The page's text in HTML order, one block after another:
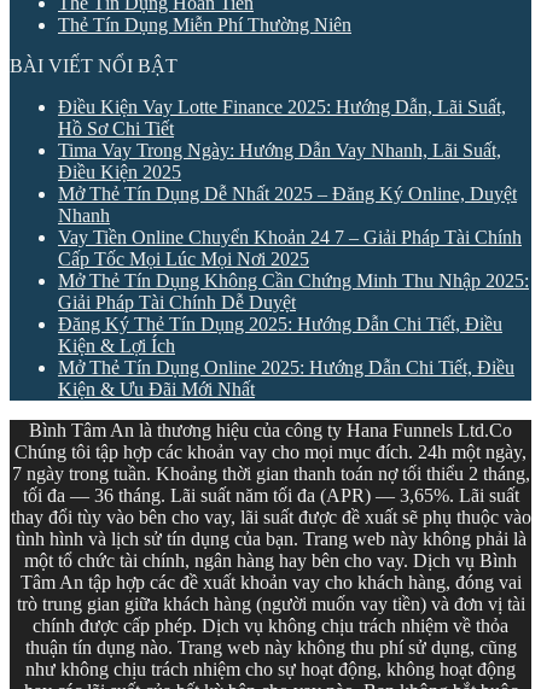
Thẻ Tín Dụng Miễn Phí Thường Niên
BÀI VIẾT NỔI BẬT
Điều Kiện Vay Lotte Finance 2025: Hướng Dẫn, Lãi Suất,
Hồ Sơ Chi Tiết
Tima Vay Trong Ngày: Hướng Dẫn Vay Nhanh, Lãi Suất,
Điều Kiện 2025
Mở Thẻ Tín Dụng Dễ Nhất 2025 – Đăng Ký Online, Duyệt
Nhanh
Vay Tiền Online Chuyển Khoản 24 7 – Giải Pháp Tài Chính
Cấp Tốc Mọi Lúc Mọi Nơi 2025
Mở Thẻ Tín Dụng Không Cần Chứng Minh Thu Nhập 2025:
Giải Pháp Tài Chính Dễ Duyệt
Đăng Ký Thẻ Tín Dụng 2025: Hướng Dẫn Chi Tiết, Điều
Kiện & Lợi Ích
Mở Thẻ Tín Dụng Online 2025: Hướng Dẫn Chi Tiết, Điều
Kiện & Ưu Đãi Mới Nhất
Bình Tâm An là thương hiệu của công ty Hana Funnels Ltd.Co
Chúng tôi tập hợp các khoản vay cho mọi mục đích. 24h một ngày,
7 ngày trong tuần. Khoảng thời gian thanh toán nợ tối thiểu 2 tháng,
tối đa — 36 tháng. Lãi suất năm tối đa (APR) — 3,65%. Lãi suất
thay đổi tùy vào bên cho vay, lãi suất được đề xuất sẽ phụ thuộc vào
tình hình và lịch sử tín dụng của bạn. Trang web này không phải là
một tổ chức tài chính, ngân hàng hay bên cho vay. Dịch vụ Bình
Tâm An tập hợp các đề xuất khoản vay cho khách hàng, đóng vai
trò trung gian giữa khách hàng (người muốn vay tiền) và đơn vị tài
chính được cấp phép. Dịch vụ không chịu trách nhiệm về thỏa
thuận tín dụng nào. Trang web này không thu phí sử dụng, cũng
như không chịu trách nhiệm cho sự hoạt động, không hoạt động